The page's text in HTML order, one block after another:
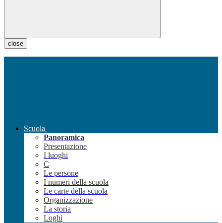
close
Scuola
Panoramica
Presentazione
I luoghi
C
Le persone
I numeri della scuola
Le carte della scuola
Organizzazione
La storia
Loghi